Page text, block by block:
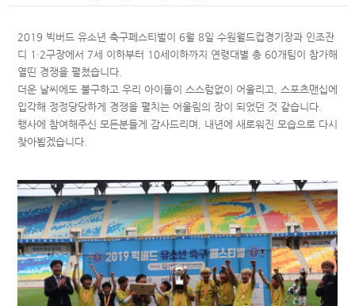
2019 빅버드 유소년 축구페스티벌이 6월 8일 수원월드컵경기장과 인조잔
디 1·2구장에서 7세 이하부터 10세이하까지 연령대별 총 60개팀이 참가해
열띤 경쟁을 펼쳤습니다.
더운 날씨에도 불구하고 우리 아이들이 스스럼없이 어울리고, 스포츠맨십에
입각해 정정당당하게 경쟁을 펼치는 어울림의 장이 되었던 것 같습니다.
행사에 참여해주신 모든분들게 감사드리며, 내년에 새로워진 모습으로 다시
찾아뵙겠습니다.